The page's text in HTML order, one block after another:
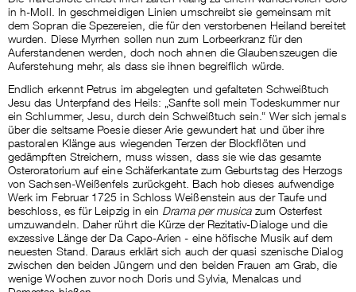
in h-Moll. In geschmeidigen Linien umschreibt sie gemeinsam mit
dem Sopran die Spezereien, die für den verstorbenen Heiland bereitet
wurden. Diese Myrrhen sollen nun zum Lorbeerkranz für den
Auferstandenen werden, doch noch ahnen die Glaubenszeugen die
Auferstehung mehr, als dass sie ihnen begreiflich würde.
Endlich erkennt Petrus im abgelegten und gefalteten Schweißtuch
Jesu das Unterpfand des Heils: „Sanfte soll mein Todeskummer nur
ein Schlummer, Jesu, durch dein Schweißtuch sein.“ Wer sich jemals
über die seltsame Poesie dieser Arie gewundert hat und über ihre
pastoralen Klänge aus wiegenden Terzen der Blockflöten und
gedämpften Streichern, muss wissen, dass sie wie das gesamte
Osteroratorium auf eine Schäferkantate zum Geburtstag des Herzogs
von Sachsen-Weißenfels zurückgeht. Bach hob dieses aufwendige
Werk im Februar 1725 in Schloss Weißenstein aus der Taufe und
beschloss, es für Leipzig in ein Drama per musicazum Osterfest
umzuwandeln. Daher rührt die Kürze der Rezitativ-Dialoge und die
exzessive Länge der Da Capo-Arien - eine höfische Musik auf dem
neuesten Stand. Daraus erklärt sich auch der quasi szenische Dialog
zwischen den beiden Jüngern und den beiden Frauen am Grab, die
wenige Wochen zuvor noch Doris und Sylvia, Menalcas und